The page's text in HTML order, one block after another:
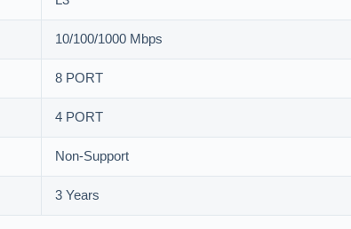
10/100/1000 Mbps
8 PORT
4 PORT
Non-Support
3 Years